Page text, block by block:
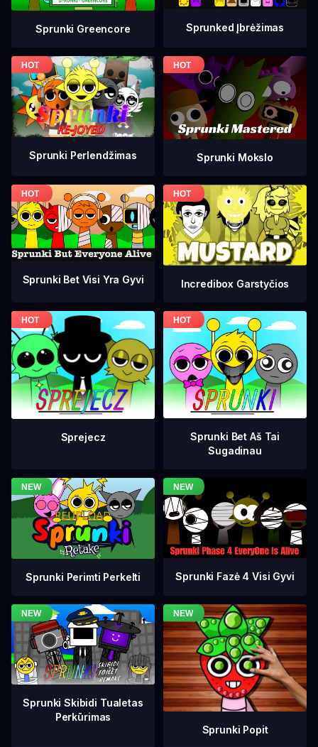
Sprunki Greencore Sprunked Įbrėžimas
Sprunki Perlendžimas Sprunki Mokslo
Sprunki Bet Visi Yra Gyvi Incredibox Garstyčios
Sprejecz
Sprunki Bet Aš Tai
Sugadinau
Sprunki Perimti Perkelti Sprunki Fazė 4 Visi Gyvi
Sprunki Skibidi Tualetas
Perkūrimas
Sprunki Popit